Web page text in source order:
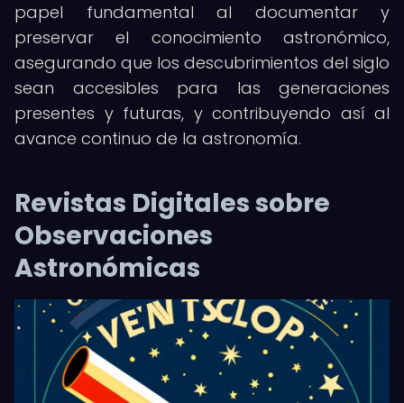
papel fundamental al documentar y
preservar el conocimiento astronómico,
asegurando que los descubrimientos del siglo
sean accesibles para las generaciones
presentes y futuras, y contribuyendo así al
avance continuo de la astronomía.
Revistas Digitales sobre
Observaciones
Astronómicas